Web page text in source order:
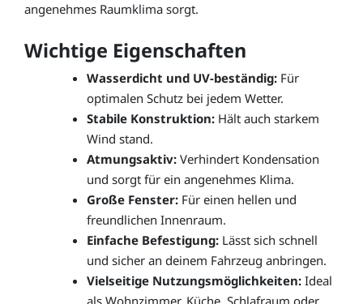
angenehmes Raumklima sorgt.
Wichtige Eigenschaften
Wasserdicht und UV-beständig: Für
optimalen Schutz bei jedem Wetter.
Stabile Konstruktion: Hält auch starkem
Wind stand.
Atmungsaktiv: Verhindert Kondensation
und sorgt für ein angenehmes Klima.
Große Fenster: Für einen hellen und
freundlichen Innenraum.
Einfache Befestigung: Lässt sich schnell
und sicher an deinem Fahrzeug anbringen.
Vielseitige Nutzungsmöglichkeiten: Ideal